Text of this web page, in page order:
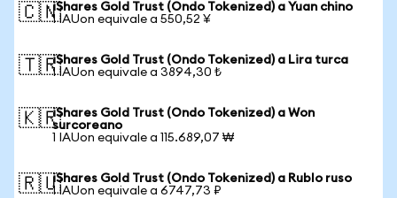
🇨🇳iShares Gold Trust (Ondo Tokenized) a Yuan chino
1 IAUon equivale a 550,52 ¥
🇹🇷iShares Gold Trust (Ondo Tokenized) a Lira turca
1 IAUon equivale a 3894,30 ₺
🇰🇷iShares Gold Trust (Ondo Tokenized) a Won
surcoreano
1 IAUon equivale a 115.689,07 ₩
🇷🇺iShares Gold Trust (Ondo Tokenized) a Rublo ruso
1 IAUon equivale a 6747,73 ₽